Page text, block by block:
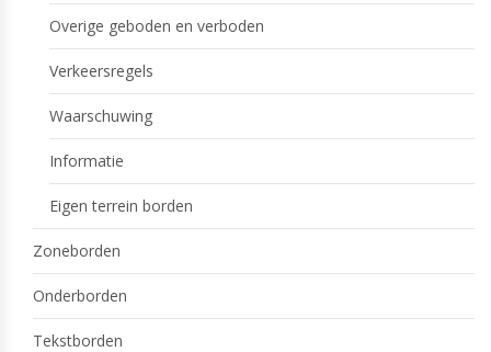
Overige geboden en verboden
Verkeersregels
Waarschuwing
Informatie
Eigen terrein borden
Zoneborden
Onderborden
Tekstborden